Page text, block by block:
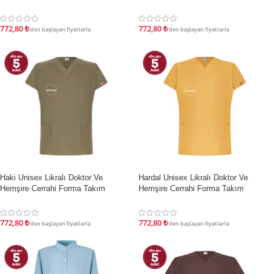
772,80₺'den başlayan fiyatlarla 772,80₺'den başlayan fiyatlarla
İndirim
Haki Unisex Likralı Doktor Ve
Hemşire Cerrahi Forma Takım
772,80₺'den başlayan fiyatlarla
İndirim
Hardal Unisex Likralı Doktor Ve
Hemşire Cerrahi Forma Takım
772,80₺'den başlayan fiyatlarla